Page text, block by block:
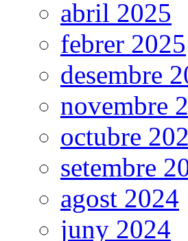
abril 2025
febrer 2025
desembre
novembre
octubre
setembre
agost 2024
juny 2024